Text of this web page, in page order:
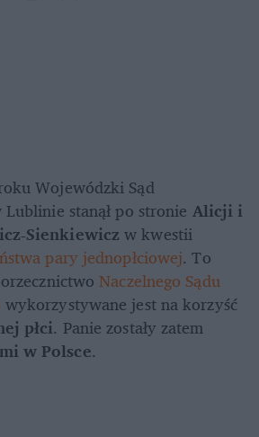
Wojewódzki Sąd
stanął po stronie Alicji i
Sienkiewicz
pary jednopłciowej. To
Naczelnego Sądu
wykorzystywane jest na korzyść
płci
w Polsce.